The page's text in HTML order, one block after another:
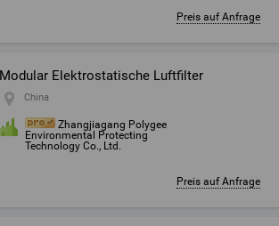
Preis auf Anfrage
Modular Elektrostatische Luftfilter
China
Zhangjiagang Polygee
Environmental Protecting
Technology Co., Ltd.
Preis auf Anfrage